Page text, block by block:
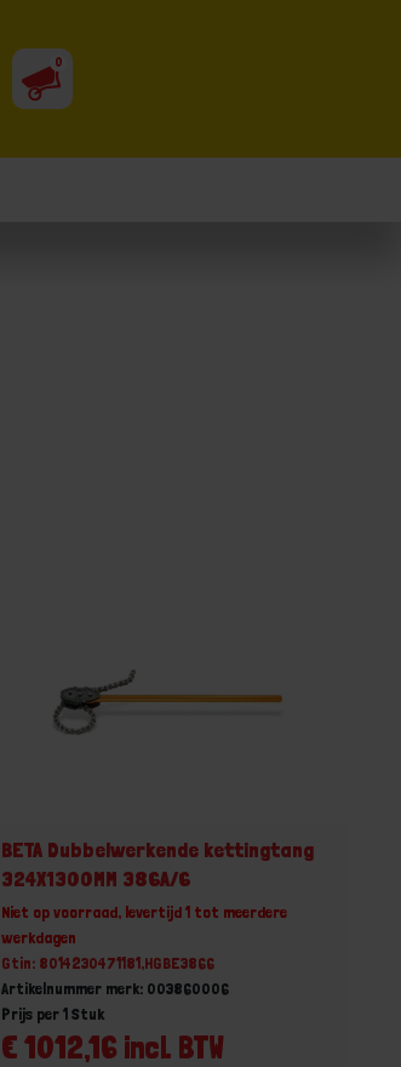
0
BETA Dubbelwerkende kettingtang
324X1300MM 386A/6
Niet op voorraad, levertijd 1 tot meerdere
werkdagen
Gtin: 8014230471181,HGBE3866
Artikelnummer merk: 003860006
€ 1012,16 incl. BTW
Prijs per 1 Stuk